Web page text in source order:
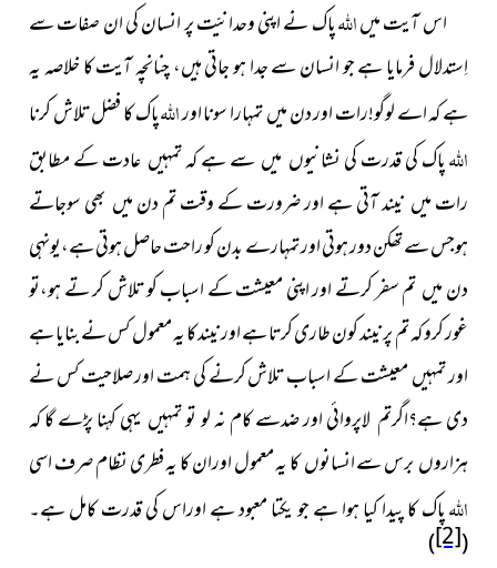
اس آیت میںاللهپاک نے اپنی وحدانیّت پر انسان کی ان صفات سے
اِستدلال فرمایا ہے جو انسان سے جدا ہو جاتی ہیں، چنانچہ آیت کا خلاصہ یہ
ہے کہ اے لوگو!رات اور دن میں تمہارا سونا اوراللهپاک کا فضل تلاش کرنا
اللهپاک کی قدرت کی نشانیوں میں سے ہے کہ تمہیں عادت کے مطابق
رات میں نیند آتی ہے اور ضرورت کے وقت تم دن میں بھی سوجاتے
ہوجس سے تھکن دور ہوتی اور تمہارے بدن کو راحت حاصل ہوتی ہے،یونہی
دن میں تم سفر کرتے اور اپنی معیشت کے اسباب کو تلاش کر تے ہو،تو
غور کرو کہ تم پر نیند کون طاری کرتا ہے اور نیند کا یہ معمول کس نے بنایا ہے
اور تمہیں معیشت کے اسباب تلاش کرنے کی ہمت اور صلاحیت کس نے
دی ہے؟اگرتم لاپروائی اور ضدسے کام نہ لو تو تمہیں یہی کہنا پڑے گا کہ
ہزاروں برس سے انسانوں کا یہ معمول اوران کا یہ فطری نظام صرف اسی
اللهپاک کا پیدا کیا ہوا ہے جو یکتا معبود ہے اوراس کی قدرت کامل ہے۔
(
[2]
)